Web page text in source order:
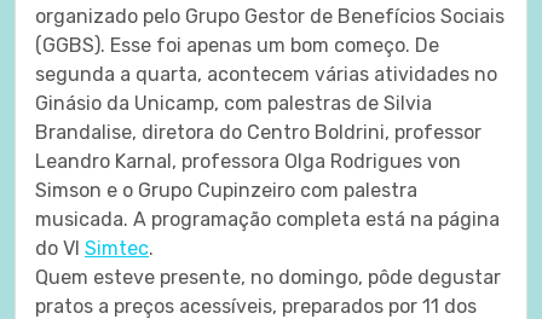
organizado pelo Grupo Gestor de Benefícios Sociais
(GGBS). Esse foi apenas um bom começo. De
segunda a quarta, acontecem várias atividades no
Ginásio da Unicamp, com palestras de Silvia
Brandalise, diretora do Centro Boldrini, professor
Leandro Karnal, professora Olga Rodrigues von
Simson e o Grupo Cupinzeiro com palestra
musicada. A programação completa está na página
do VI Simtec.
Quem esteve presente, no domingo, pôde degustar
pratos a preços acessíveis, preparados por 11 dos